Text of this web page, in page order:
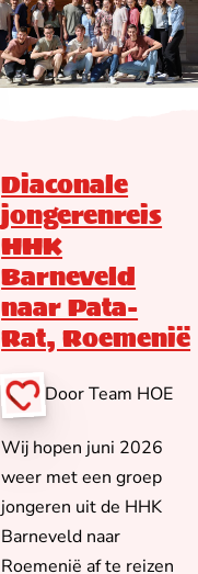
Diaconale
jongerenreis
HHK
Barneveld
naar Pata-
Rat, Roemenië
Door Team HOE
Wij hopen juni 2026
weer met een groep
jongeren uit de HHK
Barneveld naar
Roemenië af te reizen